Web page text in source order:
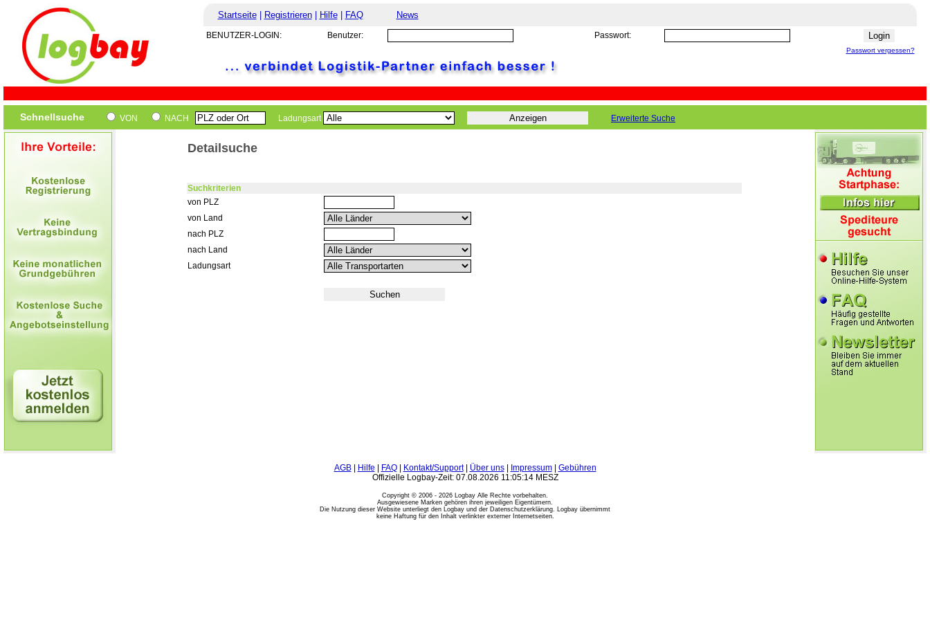
Startseite| Registrieren| Hilfe| FAQ News
BENUTZER-LOGIN: Benutzer: Passwort:
Passwort vergessen?
Schnellsuche VON NACH Ladungsart Erweiterte Suche
Detailsuche
Suchkriterien
von PLZ
von Land
nach PLZ
nach Land
Ladungsart
AGB| Hilfe FAQ| Kontakt/Support| Über uns| Impressum| Gebühren
Offizielle Logbay-Zeit: 07.08.2026 11:05:14 MESZ
Copyright © 2006 - 2026 Logbay Alle Rechte vorbehalten.
Ausgewiesene Marken gehören ihren jeweiligen Eigentümern.
Die Nutzung dieser Website unterliegt den Logbay und der Datenschutzerklärung. Logbay übernimmt
keine Haftung für den Inhalt verlinkter externer Internetseiten.